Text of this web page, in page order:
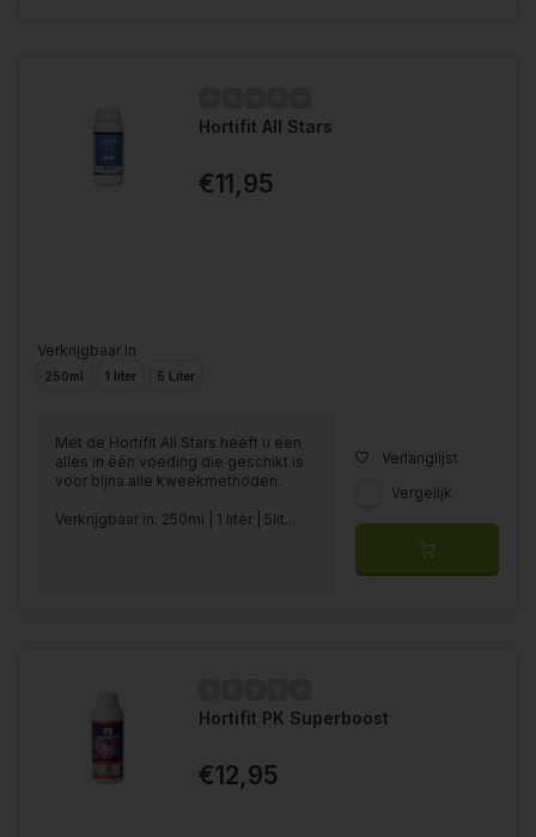
Hortifit All Stars
€11,95
Verkrijgbaar in
250ml 1 liter 5 Liter
Met de Hortifit All Stars heeft u een
alles in één voeding die geschikt is
voor bijna alle kweekmethoden.
Verkrijgbaar in: 250ml | 1 liter | 5lit...
Verlanglijst
Vergelijk
Hortifit PK Superboost
€12,95